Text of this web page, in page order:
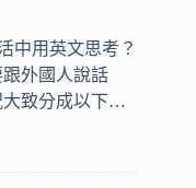
中用英文思考？
外國人說話
大致分成以下…